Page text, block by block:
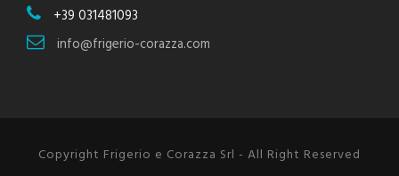
+39 031481093
info@frigerio-corazza.com
Copyright Frigerio e Corazza Srl - All Right Reserved